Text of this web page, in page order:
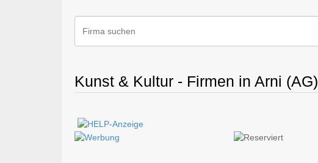
Kunst & Kultur - Firmen in Arni (AG)